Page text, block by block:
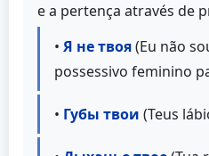
e a pertença através de
• Я не твоя(Eu não
possessivo feminino
• Губы твои (Teus